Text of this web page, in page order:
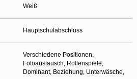
Weiß
Hauptschulabschluss
Verschiedene Positionen,
Fotoaustausch, Rollenspiele,
Dominant, Beziehung, Unterwäsche,